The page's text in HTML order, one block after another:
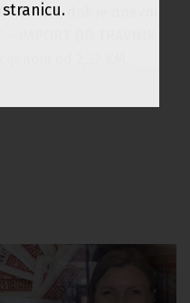
KM, dok je dnevni
IMPORT DD TRAVNIK
od 2,32 KM.